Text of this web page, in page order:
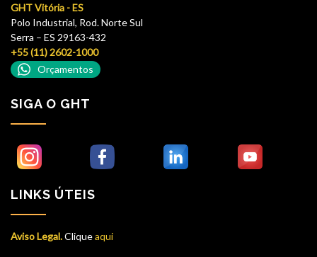
GHT Vitória - ES
Polo Industrial, Rod. Norte Sul
Serra – ES 29163-432
+55 (11) 2602-1000
Orçamentos
SIGA O GHT
LINKS ÚTEIS
Aviso Legal.Cliqueaqui